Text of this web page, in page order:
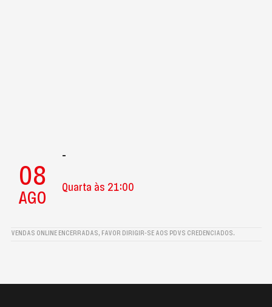
08
AGO
-
Quarta às 21:00
VENDAS ONLINE ENCERRADAS, FAVOR DIRIGIR-SE AOS PDVS CREDENCIADOS.